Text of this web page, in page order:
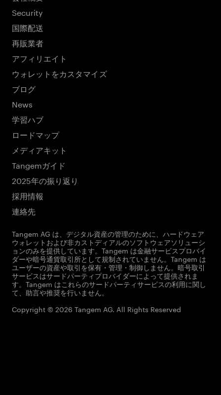
Security
国際配送
再販業者
アフィリエイト
ウォレットをカスタマイズ
ブログ
News
学習ハブ
ロードマップ
メディアキット
Tangemガイド
2025年の振り返り
採用情報
連絡先
Tangem AG は、デジタル資産の管理のために、ハードウェア
ウォレットおよび非カストディアルのソフトウェアソリューシ
ョンのみを提供しています。Tangem は金融サービスプロバイ
ダーや暗号通貨取引所として規制されていません。Tangem は
ユーザーの資産や取引を保有・管理・制御しません。暗号取引
サービスはサードパーティプロバイダーによって提供されま
す。Tangem はこれらのサードパーティサービスの利用に関し
て、助言や推奨を行いません。